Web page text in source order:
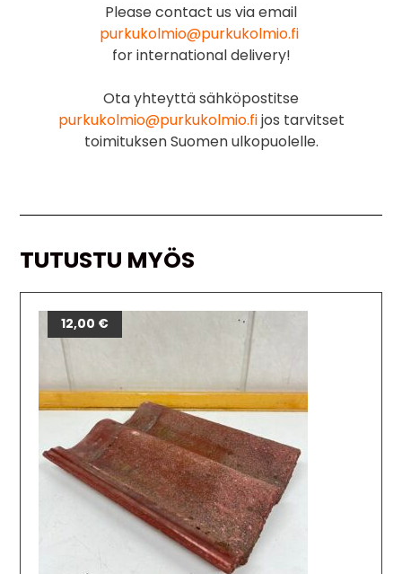
Please contact us via email
purkukolmio@purkukolmio.fi
for international delivery!
Ota yhteyttä sähköpostitse
purkukolmio@purkukolmio.fijos tarvitset
toimituksen Suomen ulkopuolelle.
TUTUSTU MYÖS
12,00 €